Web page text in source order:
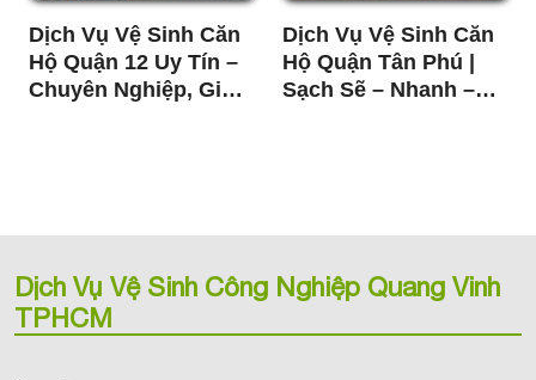
Dịch Vụ Vệ Sinh Căn
Hộ Quận 12 Uy Tín –
Chuyên Nghiệp, Giá
Dịch Vụ Vệ Sinh Căn
Hộ Quận Tân Phú |
Sạch Sẽ – Nhanh –
Dịch Vụ Vệ Sinh Công Nghiệp Quang Vinh
TPHCM